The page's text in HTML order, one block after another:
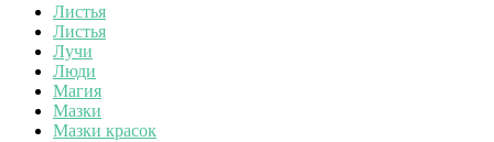
Листья
Листья
Лучи
Люди
Магия
Мазки
Мазки красок